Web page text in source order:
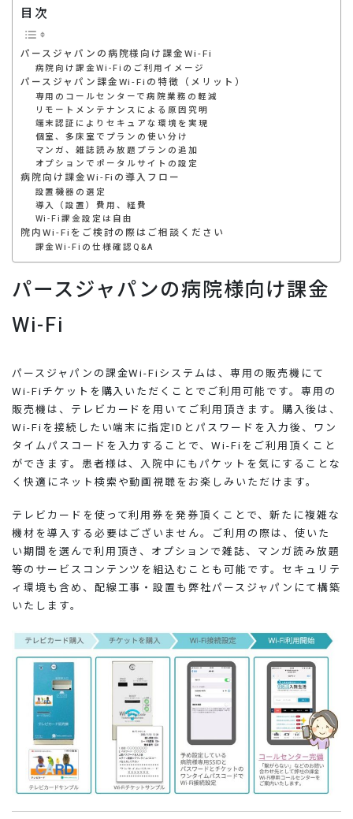
目次
パースジャパンの病院様向け課金Wi-Fi
病院向け課金Wi-Fiのご利用イメージ
パースジャパン課金Wi-Fiの特徴（メリット）
専用のコールセンターで病院業務の軽減
リモートメンテナンスによる原因究明
端末認証によりセキュアな環境を実現
個室、多床室でプランの使い分け
マンガ、雑誌読み放題プランの追加
オプションでポータルサイトの設定
病院向け課金Wi-Fiの導入フロー
設置機器の選定
導入（設置）費用、経費
Wi-Fi課金設定は自由
院内Wi-Fiをご検討の際はご相談ください
課金Wi-Fiの仕様確認Q&A
パースジャパンの病院様向け課金
Wi-Fi
パースジャパンの課金Wi-Fiシステムは、専用の販売機にて
Wi-Fiチケットを購入いただくことでご利用可能です。専用の
販売機は、テレビカードを用いてご利用頂きます。購入後は、
Wi-Fiを接続したい端末に指定IDとパスワードを入力後、ワン
タイムパスコードを入力することで、Wi-Fiをご利用頂くこと
ができます。患者様は、入院中にもパケットを気にすることな
く快適にネット検索や動画視聴をお楽しみいただけます。
テレビカードを使って利用券を発券頂くことで、新たに複雑な
機材を導入する必要はございません。ご利用の際は、使いた
い期間を選んで利用頂き、オプションで雑誌、マンガ読み放題
等のサービスコンテンツを組込むことも可能です。セキュリテ
ィ環境も含め、配線工事・設置も弊社パースジャパンにて構築
いたします。